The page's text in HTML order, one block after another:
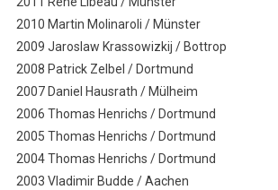
2010 Martin Molinaroli / Münster
2009 Jaroslaw Krassowizkij / Bottrop
2008 Patrick Zelbel / Dortmund
2007 Daniel Hausrath / Mülheim
2006 Thomas Henrichs / Dortmund
2005 Thomas Henrichs / Dortmund
2004 Thomas Henrichs / Dortmund
2003 Vladimir Budde / Aachen